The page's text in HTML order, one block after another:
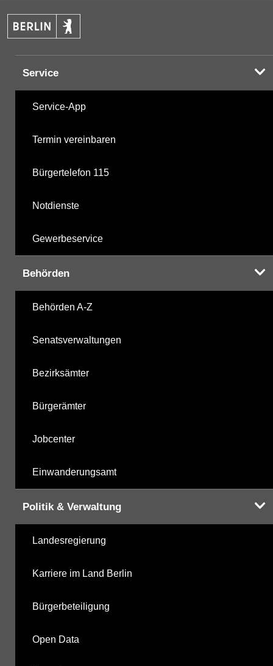
Hinweis:Zur Anzeige und zum Download der
Probenahmedaten nutzen Sie bitte die
Service
Service-App
Termin vereinbaren
Bürgertelefon 115
Notdienste
Gewerbeservice
Behörden
Behörden A-Z
Senatsverwaltungen
Bezirksämter
Bürgerämter
Jobcenter
Einwanderungsamt
Politik & Verwaltung
Landesregierung
Karriere im Land Berlin
Bürgerbeteiligung
Open Data